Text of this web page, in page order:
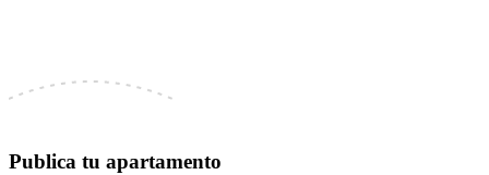
Publica tu apartamento